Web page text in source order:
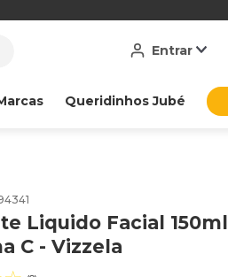
Entrar
Queridinhos Jubé
Liquido Facial 150ml
C - Vizzela